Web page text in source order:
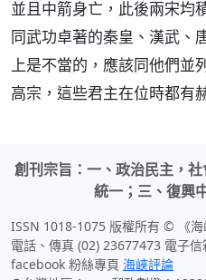
並且中箭身亡，此後兩宋均
同武功卓著的秦皇、漢武、
上是不當的，應該同他們並
高宗，這些君主在位時都有
創刊宗旨：一、政治民主，
統一；三、復興
ISSN 1018-1075 版權所有 © 《海
電話、傳真 (02) 23677473 電子信
facebook 粉絲專頁 海峽評論